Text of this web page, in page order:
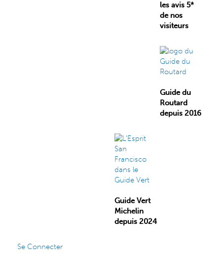
les avis 5*
de nos
visiteurs
Guide du
Routard
depuis 2016
Guide Vert
Michelin
depuis 2024
Se Connecter